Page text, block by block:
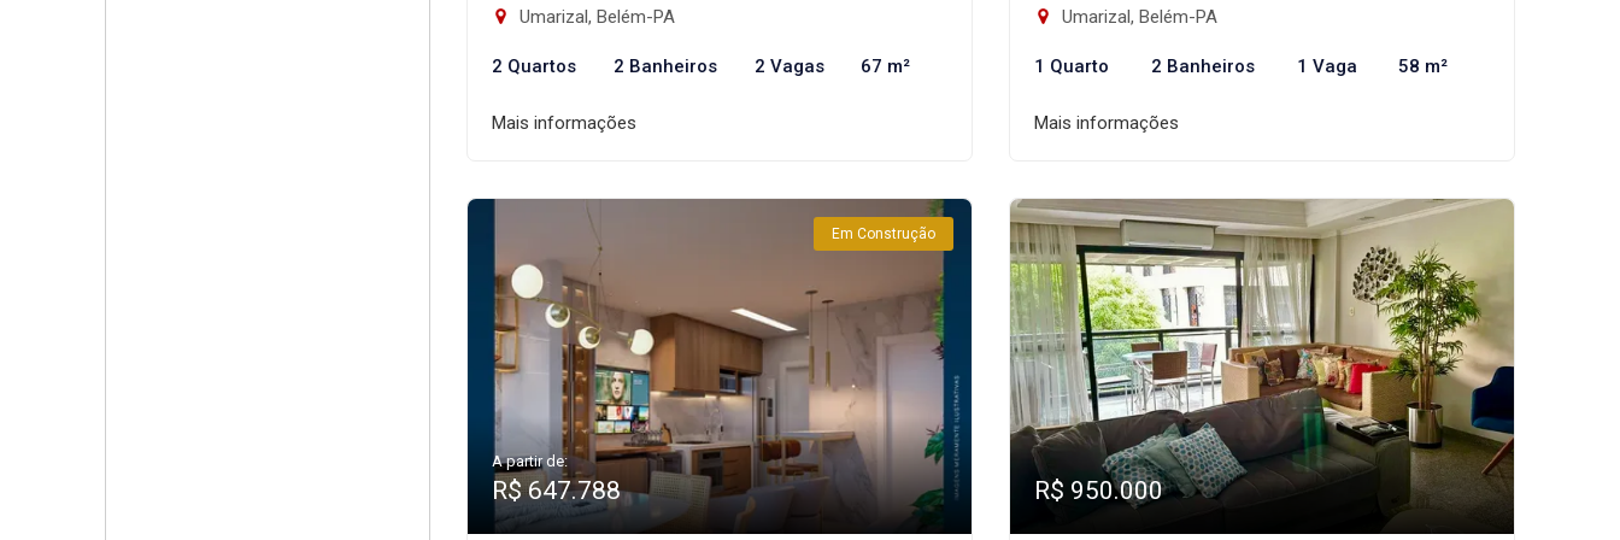
Umarizal, Belém-PA
2 Quartos 2 Banheiros 2 Vagas 67 m²
Mais informações
Umarizal, Belém-PA
1 Quarto 2 Banheiros 1 Vaga 58 m²
Mais informações
Em Construção
A partir de:
R$ 647.788 R$ 950.000